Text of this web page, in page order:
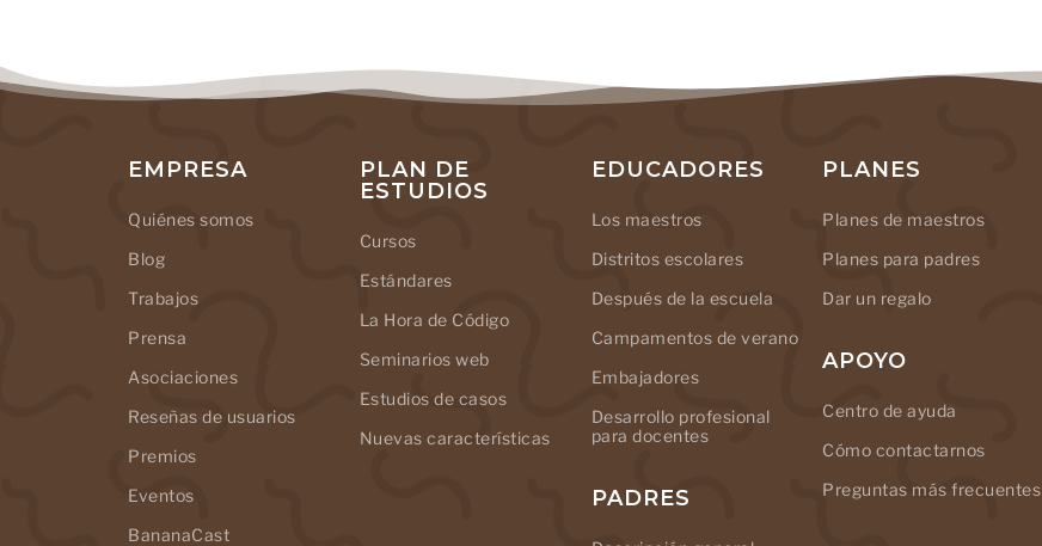
EMPRESA
Quiénes somos
Blog
Trabajos
Prensa
Asociaciones
Reseñas de usuarios
Premios
Eventos
BananaCast
PLAN DE
ESTUDIOS
Cursos
Estándares
La Hora de Código
Seminarios web
Estudios de casos
Nuevas características
EDUCADORES
Los maestros
Distritos escolares
Después de la escuela
Campamentos de verano
Embajadores
Desarrollo profesional
para docentes
PADRES
PLANES
Planes de maestros
Planes para padres
Dar un regalo
APOYO
Centro de ayuda
Cómo contactarnos
Preguntas más frecuentes